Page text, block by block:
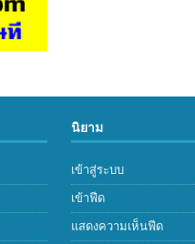
นิยาม
เข้าสู่ระบบ
เข้าฟีด
แสดงความเห็นฟีด